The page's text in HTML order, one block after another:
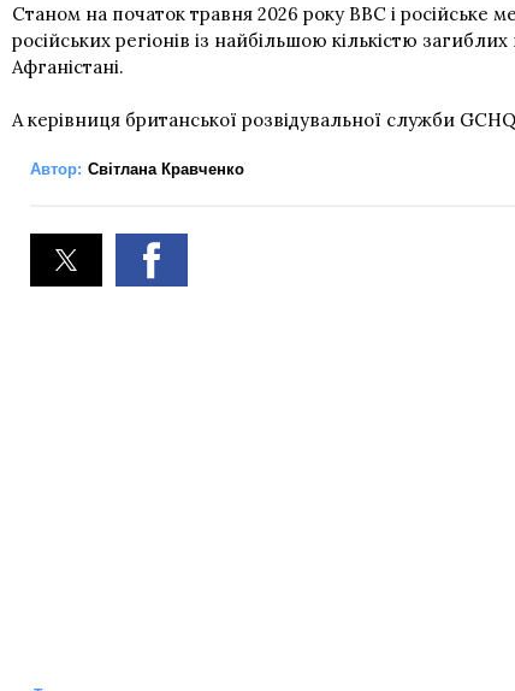
Станом на початок травня 2026 року BBC і російське
російських регіонів із найбільшою кількістю
Афганістані.
А керівниця британської розвідувальної служби
Автор: Світлана Кравченко